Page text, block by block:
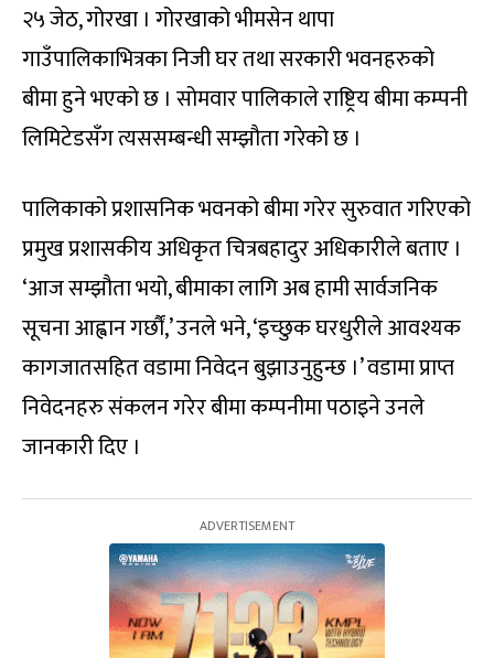
२५ जेठ, गोरखा । गोरखाको भीमसेन थापा
गाउँपालिकाभित्रका निजी घर तथा सरकारी भवनहरुको
बीमा हुने भएको छ । सोमवार पालिकाले राष्ट्रिय बीमा कम्पनी
लिमिटेडसँग त्यससम्बन्धी सम्झौता गरेको छ ।
पालिकाको प्रशासनिक भवनको बीमा गरेर सुरुवात गरिएको
प्रमुख प्रशासकीय अधिकृत चित्रबहादुर अधिकारीले बताए ।
‘आज सम्झौता भयो, बीमाका लागि अब हामी सार्वजनिक
सूचना आह्वान गर्छौं,’ उनले भने, ‘इच्छुक घरधुरीले आवश्यक
कागजातसहित वडामा निवेदन बुझाउनुहुन्छ ।’ वडामा प्राप्त
निवेदनहरु संकलन गरेर बीमा कम्पनीमा पठाइने उनले
जानकारी दिए ।